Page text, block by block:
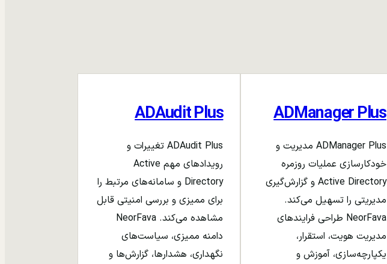
ADManager Plus
ADManager Plus مدیریت و
خودکارسازی عملیات روزمره
Active Directory و گزارش‌گیری
مدیریتی را تسهیل می‌کند.
NeorFava طراحی فرایندهای
مدیریت هویت، استقرار،
یکپارچه‌سازی، آموزش و
ADAudit Plus
ADAudit Plus تغییرات و
رویدادهای مهم Active
Directory و سامانه‌های مرتبط را
برای ممیزی و بررسی امنیتی قابل
مشاهده می‌کند. NeorFava
دامنه ممیزی، سیاست‌های
نگهداری، هشدارها، گزارش‌ها و